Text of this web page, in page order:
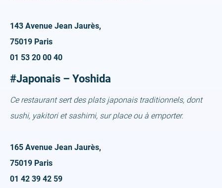
143 Avenue Jean Jaurès,
75019 Paris
01 53 20 00 40
#Japonais – Yoshida
Ce restaurant sert des plats japonais traditionnels, dont
sushi, yakitori et sashimi, sur place ou à emporter.
165 Avenue Jean Jaurès,
75019 Paris
01 42 39 42 59